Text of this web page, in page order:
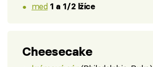
med 1 a 1/2 lžíce
Cheesecake